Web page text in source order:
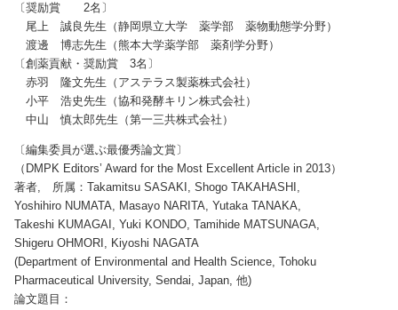
〔奨励賞 2名〕
尾上 誠良先生（静岡県立大学 薬学部 薬物動態学分野）
渡邊 博志先生（熊本大学薬学部 薬剤学分野）
〔創薬貢献・奨励賞 3名〕
赤羽 隆文先生（アステラス製薬株式会社）
小平 浩史先生（協和発酵キリン株式会社）
中山 慎太郎先生（第一三共株式会社）
〔編集委員が選ぶ最優秀論文賞〕
（DMPK Editors’ Award for the Most Excellent Article in 2013）
著者, 所属：Takamitsu SASAKI, Shogo TAKAHASHI,
Yoshihiro NUMATA, Masayo NARITA, Yutaka TANAKA,
Takeshi KUMAGAI, Yuki KONDO, Tamihide MATSUNAGA,
Shigeru OHMORI, Kiyoshi NAGATA
(Department of Environmental and Health Science, Tohoku
Pharmaceutical University, Sendai, Japan, 他)
論文題目：